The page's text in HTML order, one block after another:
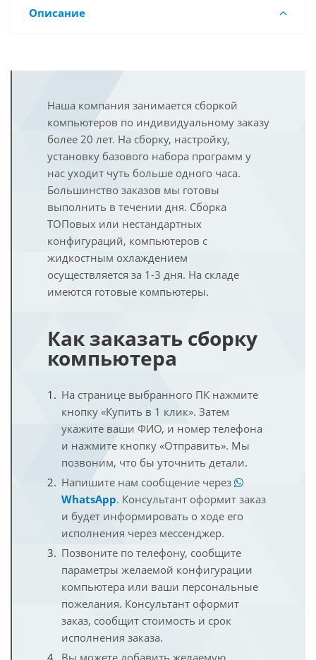
Описание
Наша компания занимается сборкой
компьютеров по индивидуальному заказу
более 20 лет. На сборку, настройку,
установку базового набора программ у
нас уходит чуть больше одного часа.
Большинство заказов мы готовы
выполнить в течении дня. Сборка
ТОПовых или нестандартных
конфигураций, компьютеров с
жидкостным охлаждением
осуществляется за 1-3 дня. На складе
имеются готовые компьютеры.
Как заказать сборку
компьютера
На странице выбранного ПК нажмите
кнопку «Купить в 1 клик». Затем
укажите ваши ФИО, и номер телефона
и нажмите кнопку «Отправить». Мы
позвоним, что бы уточнить детали.
Напишите нам сообщение через
WhatsApp. Консультант оформит заказ
и будет информировать о ходе его
исполнения через мессенджер.
Позвоните по телефону, сообщите
параметры желаемой конфигурации
компьютера или ваши персональные
пожелания. Консультант оформит
заказ, сообщит стоимость и срок
исполнения заказа.
Вы можете добавить желаемую